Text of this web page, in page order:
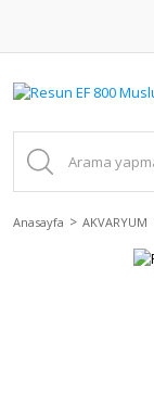
Anasayfa AKVARYUM